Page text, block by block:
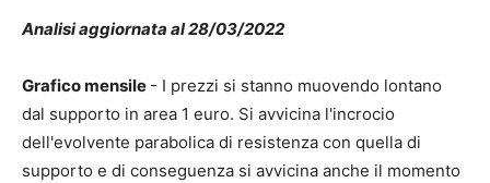
Analisi aggiornata al 28/03/2022
Grafico mensile - I prezzi si stanno muovendo lontano
dal supporto in area 1 euro. Si avvicina l'incrocio
dell'evolvente parabolica di resistenza con quella di
supporto e di conseguenza si avvicina anche il momento